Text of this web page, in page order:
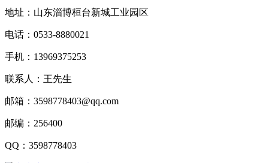
地址：山东淄博桓台新城工业园区
电话： 0533-8880021
手机： 13969375253
联系人：王先生
邮箱： 3598778403@qq.com
邮编： 256400
QQ ： 3598778403